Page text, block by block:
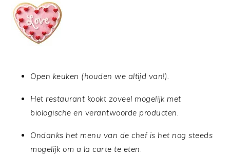
Open keuken (houden we altijd van!).
Het restaurant kookt zoveel mogelijk met
biologische en verantwoorde producten.
Ondanks het menu van de chef is het nog steeds
mogelijk om a la carte te eten.